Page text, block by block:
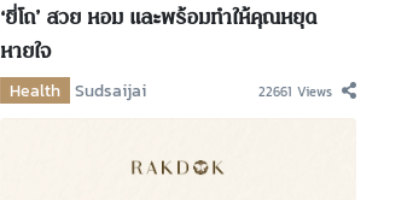
‘ยี่โถ’ สวย หอม และพร้อมทำให้คุณหยุด
หายใจ
Health Sudsaijai 22661 Views